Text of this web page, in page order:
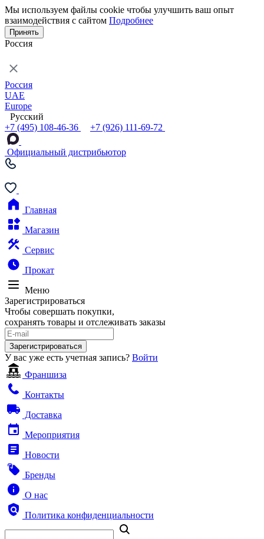
Мы используем файлы cookie чтобы улучшить ваш опыт
взаимодействия с сайтом Подробнее
Принять
Россия
Россия
UAE
Europe
Русский
+7 (495) 108-46-36
+7 (926) 111-69-72
Официальный дистрибьютор
Главная
Магазин
Сервис
Прокат
Меню
Зарегистрироваться
Чтобы совершать покупки,
сохранять товары и отслеживать заказы
Зарегистрироваться
У вас уже есть учетная запись? Войти
Франшиза
Контакты
Доставка
Мероприятия
Новости
Бренды
О нас
Политика конфиденциальности